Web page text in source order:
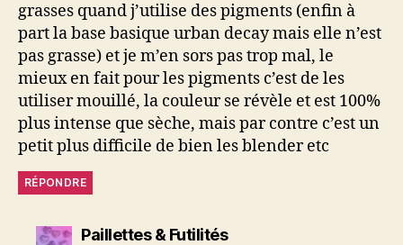
grasses quand j’utilise des pigments (enfin à
part la base basique urban decay mais elle n’est
pas grasse) et je m’en sors pas trop mal, le
mieux en fait pour les pigments c’est de les
utiliser mouillé, la couleur se révèle et est 100%
plus intense que sèche, mais par contre c’est un
petit plus difficile de bien les blender etc
RÉPONDRE
Paillettes & Futilitésdit :